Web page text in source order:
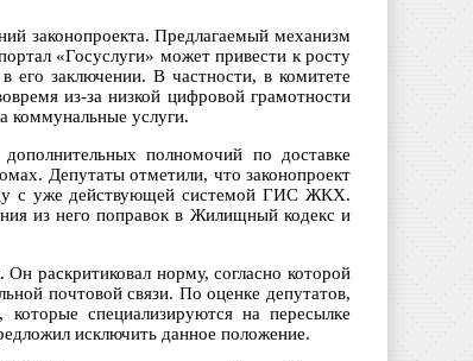
законопроекта. Предлагаемый механизм
«Госуслуги» может привести к росту
его заключении. В частности, в комитете
из-за низкой цифровой грамотности
коммунальные услуги.
полномочий по доставке
Депутаты отметили, что законопроект
с уже действующей системой ГИС ЖКХ.
из него поправок в Жилищный кодекс и
раскритиковал норму, согласно которой
почтовой связи. По оценке депутатов,
специализируются на пересылке
исключить данное положение.